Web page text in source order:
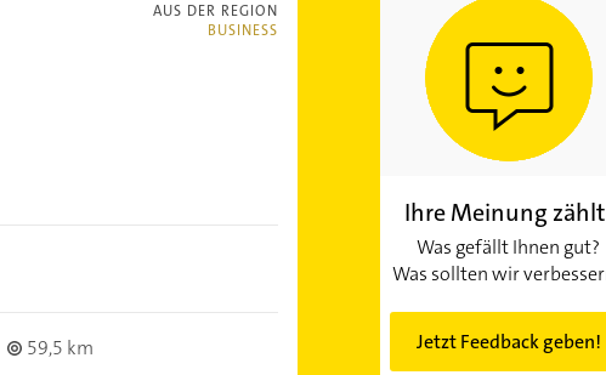
AUS DER REGION
BUSINESS
59,5 km
Ihre Meinung
Was gefällt Ihnen gut?
Was sollten wir
Jetzt Feedback geben!